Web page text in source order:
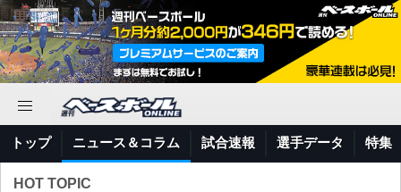
トップ ニュース＆コラム 試合速報 選手データ 特集
HOT TOPIC